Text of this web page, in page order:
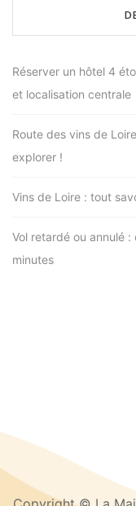
Réserver un hôtel 4
et localisation centrale
Route des vins de
explorer !
Vins de Loire : tout
Vol retardé ou annulé
minutes